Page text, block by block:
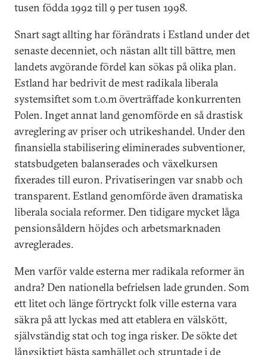
tusen födda 1992 till 9 per tusen 1998.
Snart sagt allting har förändrats i Estland under det
senaste decenniet, och nästan allt till bättre, men
landets avgörande fördel kan sökas på olika plan.
Estland har bedrivit de mest radikala liberala
systemsiftet som t.o.m överträffade konkurrenten
Polen. Inget annat land genomförde en så drastisk
avreglering av priser och utrikeshandel. Under den
finansiella stabilisering eliminerades subventioner,
statsbudgeten balanserades och växelkursen
fixerades till euron. Privatiseringen var snabb och
transparent. Estland genomförde även dramatiska
liberala sociala reformer. Den tidigare mycket låga
pensionsåldern höjdes och arbetsmarknaden
avreglerades.
Men varför valde esterna mer radikala reformer än
andra? Den nationella befrielsen lade grunden. Som
ett litet och länge förtryckt folk ville esterna vara
säkra på att lyckas med att etablera en välskött,
självständig stat och tog inga risker. De sökte det
långsiktigt bästa samhället och struntade i de